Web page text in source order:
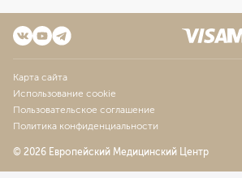
Карта сайта
Использование cookie
Пользовательское соглашение
Политика конфиденциальности
© 2026 Европейский Медицинский Центр